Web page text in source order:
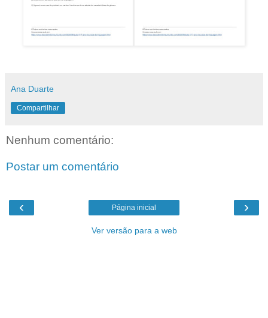
Ana Duarte
Compartilhar
Nenhum comentário:
Postar um comentário
‹ ›
Página inicial
Ver versão para a web